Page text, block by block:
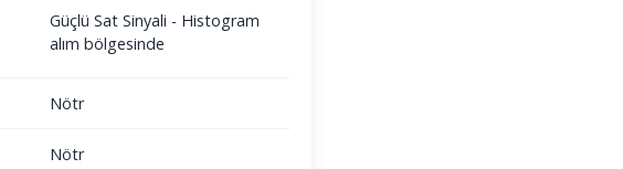
Güçlü Sat Sinyali - Histogram
alım bölgesinde
Nötr
Nötr